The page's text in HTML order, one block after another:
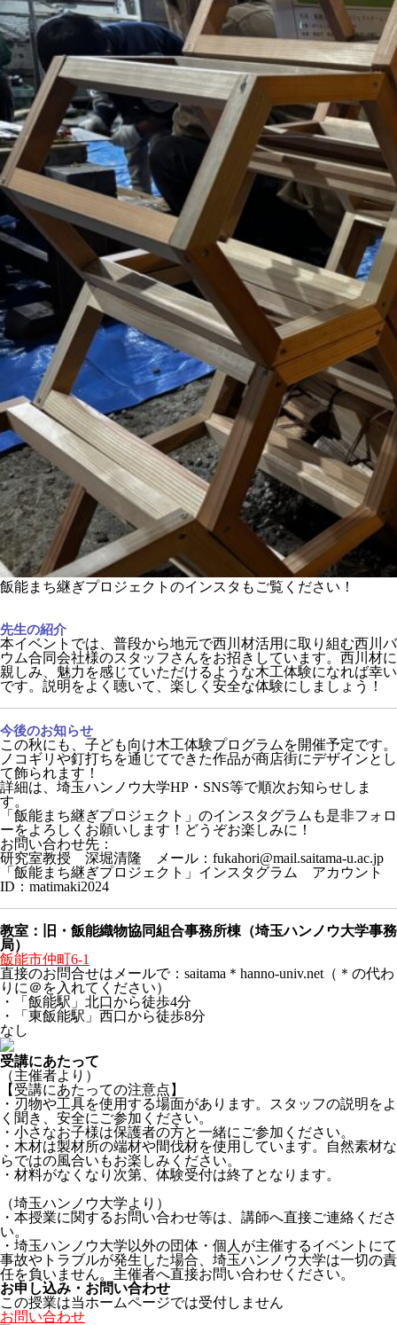
飯能まち継ぎプロジェクトのインスタもご覧ください！
先生の紹介
本イベントでは、普段から地元で西川材活用に取り組む西川バ
ウム合同会社様のスタッフさんをお招きしています。西川材に
親しみ、魅力を感じていただけるような木工体験になれば幸い
です。説明をよく聴いて、楽しく安全な体験にしましょう！
今後のお知らせ
この秋にも、子ども向け木工体験プログラムを開催予定です。
ノコギリや釘打ちを通じてできた作品が商店街にデザインとし
て飾られます！
詳細は、埼玉ハンノウ大学HP・SNS等で順次お知らせしま
す。
「飯能まち継ぎプロジェクト」のインスタグラムも是非フォロ
ーをよろしくお願いします！どうぞお楽しみに！
お問い合わせ先：
研究室教授 深堀清隆 メール：fukahori@mail.saitama-u.ac.jp
「飯能まち継ぎプロジェクト」インスタグラム アカウント
ID：matimaki2024
教室：旧・飯能織物協同組合事務所棟（埼玉ハンノウ大学事務
局）
飯能市仲町6-1
直接のお問合せはメールで：saitama＊hanno-univ.net（＊の代わ
りに＠を入れてください）
・「飯能駅」北口から徒歩4分
・「東飯能駅」西口から徒歩8分
なし
受講にあたって
（主催者より）
【受講にあたっての注意点】
・刃物や工具を使用する場面があります。スタッフの説明をよ
く聞き、安全にご参加ください。
・小さなお子様は保護者の方と一緒にご参加ください。
・木材は製材所の端材や間伐材を使用しています。自然素材な
らではの風合いもお楽しみください。
・材料がなくなり次第、体験受付は終了となります。
（埼玉ハンノウ大学より）
・本授業に関するお問い合わせ等は、講師へ直接ご連絡くださ
い。
・埼玉ハンノウ大学以外の団体・個人が主催するイベントにて
事故やトラブルが発生した場合、埼玉ハンノウ大学は一切の責
任を負いません。主催者へ直接お問い合わせください。
お申し込み・お問い合わせ
この授業は当ホームページでは受付しません
お問い合わせ